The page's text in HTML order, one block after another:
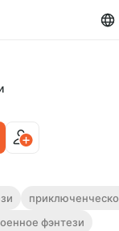
Level required:
фэнтези